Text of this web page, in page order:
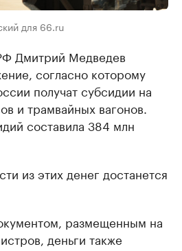
для 66.ru
Дмитрий Медведев
согласно которому
получат субсидии на
и трамвайных вагонов.
составила 384 млн
из этих денег достанется
размещенным на
деньги также